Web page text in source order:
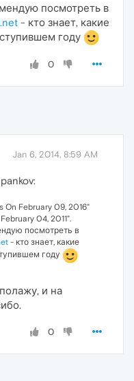
посмотреть в
- кто знает, какие
году
0
Jan 6, 2014, 8:59 AM
On February 09, 2016"
04, 2011".
посмотреть в
- кто знает, какие
году
и на
0